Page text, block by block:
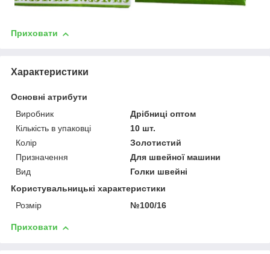
Приховати
Характеристики
Основні атрибути
Виробник
Дрібниці оптом
Кількість в упаковці
10 шт.
Колір
Золотистий
Призначення
Для швейної машини
Вид
Голки швейні
Користувальницькі характеристики
Розмір
№100/16
Приховати